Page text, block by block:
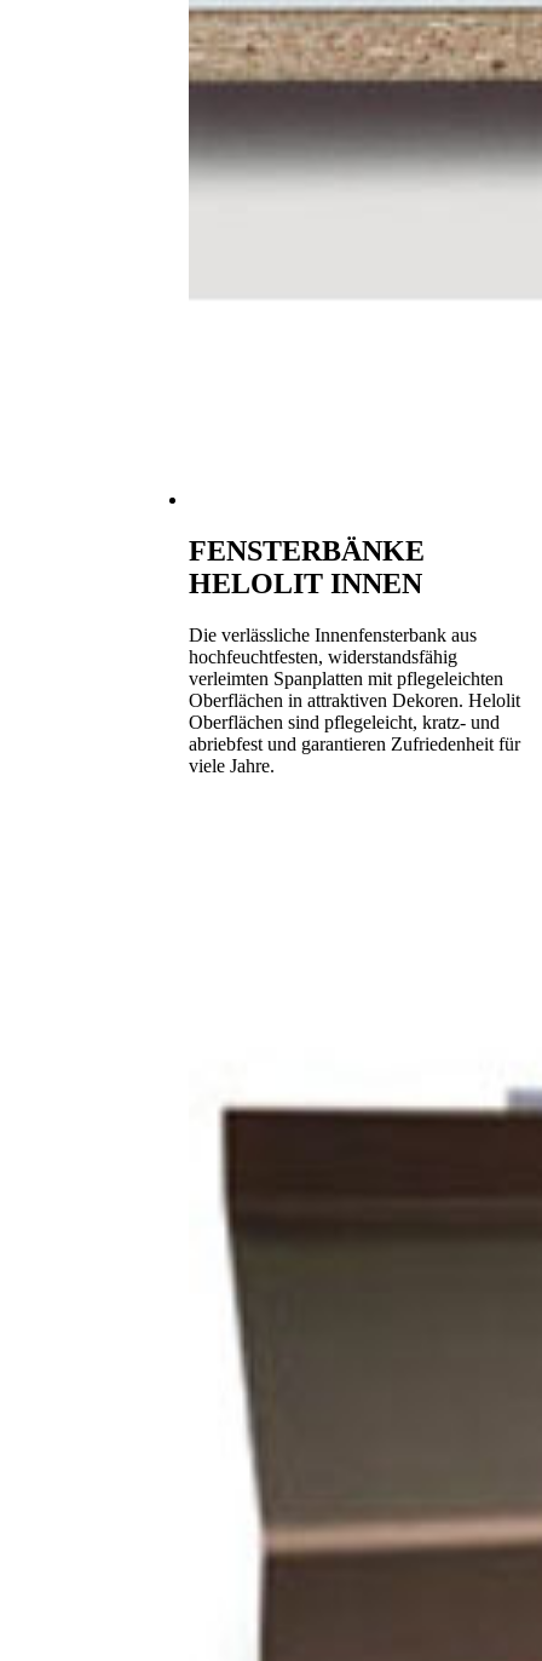
FENSTERBÄNKE
HELOLIT INNEN
Die verlässliche Innenfensterbank aus
hochfeuchtfesten, widerstandsfähig
verleimten Spanplatten mit pflegeleichten
Oberflächen in attraktiven Dekoren. Helolit
Oberflächen sind pflegeleicht, kratz- und
abriebfest und garantieren Zufriedenheit für
viele Jahre.